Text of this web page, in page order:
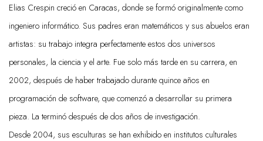
Elias Crespin creció en Caracas, donde se formó originalmente como
ingeniero informático. Sus padres eran matemáticos y sus abuelos eran
artistas: su trabajo integra perfectamente estos dos universos
personales, la ciencia y el arte. Fue solo más tarde en su carrera, en
2002, después de haber trabajado durante quince años en
programación de software, que comenzó a desarrollar su primera
pieza. La terminó después de dos años de investigación.
Desde 2004, sus esculturas se han exhibido en institutos culturales